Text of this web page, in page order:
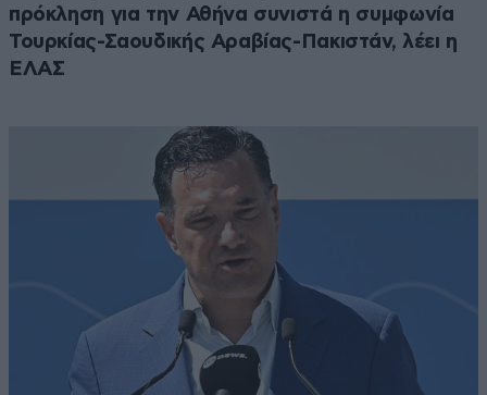
πρόκληση για την Αθήνα συνιστά η συμφωνία
Τουρκίας-Σαουδικής Αραβίας-Πακιστάν, λέει η
ΕΛΑΣ